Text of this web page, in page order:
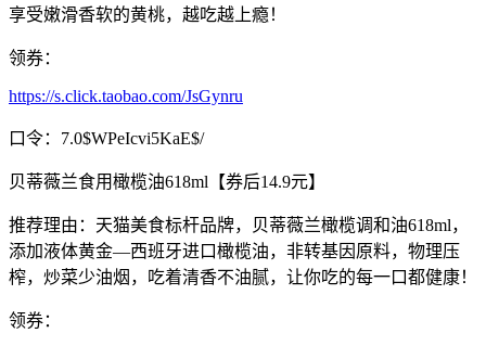
享受嫩滑香软的黄桃，越吃越上瘾！
领券：
https://s.click.taobao.com/JsGynru
口令：7.0$WPeIcvi5KaE$/
贝蒂薇兰食用橄榄油618ml【券后14.9元】
推荐理由：天猫美食标杆品牌，贝蒂薇兰橄榄调和油618ml，
添加液体黄金—西班牙进口橄榄油，非转基因原料，物理压
榨，炒菜少油烟，吃着清香不油腻，让你吃的每一口都健康！
领券：